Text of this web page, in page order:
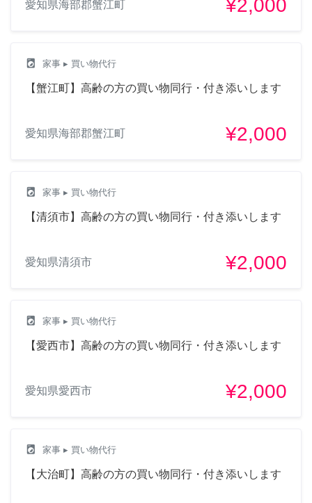
愛知県海部郡蟹江町 ¥2,000
local_laundry_service 家事 ▸ 買い物代行
【蟹江町】高齢の方の買い物同行・付き添いします
愛知県海部郡蟹江町 ¥2,000
local_laundry_service 家事 ▸ 買い物代行
【清須市】高齢の方の買い物同行・付き添いします
愛知県清須市 ¥2,000
local_laundry_service 家事 ▸ 買い物代行
【愛西市】高齢の方の買い物同行・付き添いします
愛知県愛西市 ¥2,000
local_laundry_service 家事 ▸ 買い物代行
【大治町】高齢の方の買い物同行・付き添いします